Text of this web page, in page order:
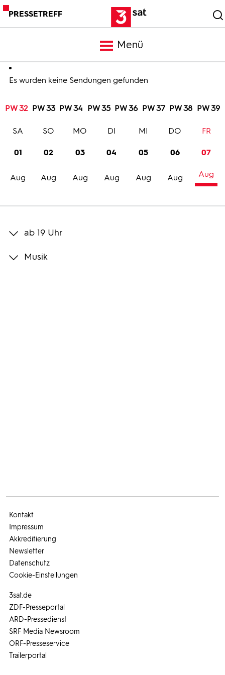
PRESSETREFF
Menü
Meldungen
Programm
Trailer
Bilder
Es wurden keine Sendungen gefunden
PW 32 PW 33 PW 34 PW 35 PW 36 PW 37 PW 38 PW 39
01
Aug
SA
02
Aug
SO
03
Aug
MO
04
Aug
DI
05
Aug
MI
06
Aug
DO
07
Aug
FR
ab 19 Uhr
Musik
3sat.de
ZDF-Presseportal
ARD-Pressedienst
SRF Media Newsroom
ORF-Presseservice
Trailerportal
Kontakt
Impressum
Akkreditierung
Newsletter
Datenschutz
Cookie-Einstellungen